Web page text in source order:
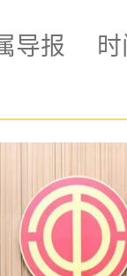
导报 时